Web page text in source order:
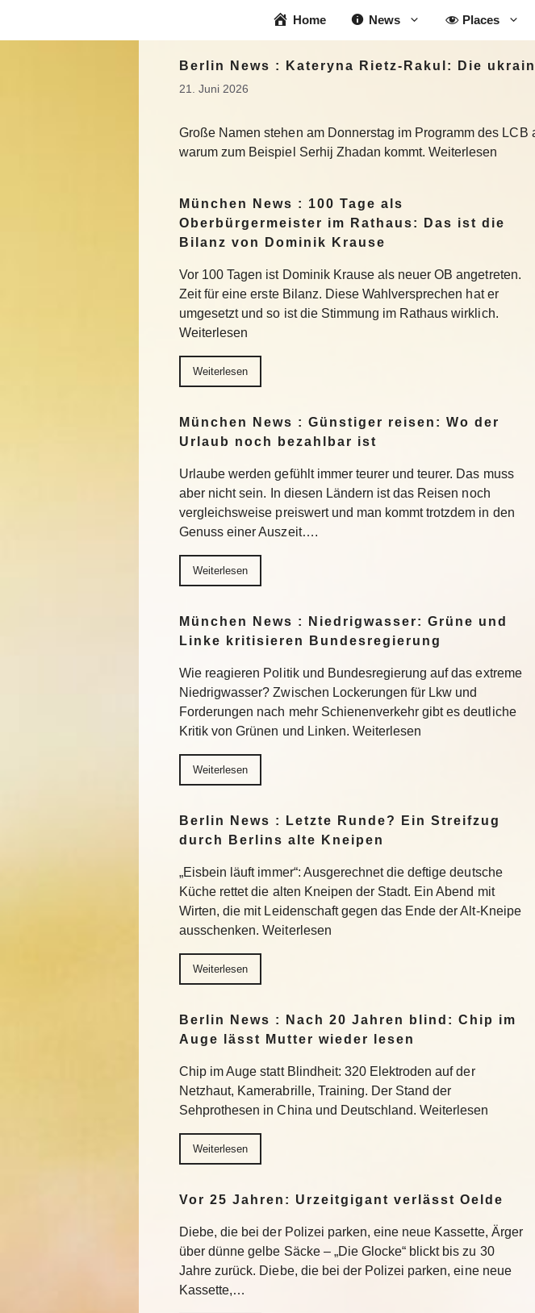
Home News Places
Berlin News : Kateryna Rietz-Rakul: Die
21. Juni 2026
Große Namen stehen am Donnerstag im Programm des
warum zum Beispiel Serhij Zhadan kommt. Weiterlesen
München News : 100 Tage als
Oberbürgermeister im Rathaus: Das ist die
Bilanz von Dominik Krause
Vor 100 Tagen ist Dominik Krause als neuer OB angetreten.
Zeit für eine erste Bilanz. Diese Wahlversprechen hat er
umgesetzt und so ist die Stimmung im Rathaus wirklich.
Weiterlesen
Weiterlesen
München News : Günstiger reisen: Wo der
Urlaub noch bezahlbar ist
Urlaube werden gefühlt immer teurer und teurer. Das muss
aber nicht sein. In diesen Ländern ist das Reisen noch
vergleichsweise preiswert und man kommt trotzdem in den
Genuss einer Auszeit….
Weiterlesen
München News : Niedrigwasser: Grüne und
Linke kritisieren Bundesregierung
Wie reagieren Politik und Bundesregierung auf das extreme
Niedrigwasser? Zwischen Lockerungen für Lkw und
Forderungen nach mehr Schienenverkehr gibt es deutliche
Kritik von Grünen und Linken. Weiterlesen
Weiterlesen
Berlin News : Letzte Runde? Ein Streifzug
durch Berlins alte Kneipen
„Eisbein läuft immer“: Ausgerechnet die deftige deutsche
Küche rettet die alten Kneipen der Stadt. Ein Abend mit
Wirten, die mit Leidenschaft gegen das Ende der Alt-Kneipe
ausschenken. Weiterlesen
Weiterlesen
Berlin News : Nach 20 Jahren blind: Chip im
Auge lässt Mutter wieder lesen
Chip im Auge statt Blindheit: 320 Elektroden auf der
Netzhaut, Kamerabrille, Training. Der Stand der
Sehprothesen in China und Deutschland. Weiterlesen
Weiterlesen
Vor 25 Jahren: Urzeitgigant verlässt Oelde
Diebe, die bei der Polizei parken, eine neue Kassette, Ärger
über dünne gelbe Säcke – „Die Glocke“ blickt bis zu 30
Jahre zurück. Diebe, die bei der Polizei parken, eine neue
Kassette,…